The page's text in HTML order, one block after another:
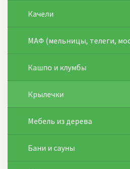
Качели
МАФ (мельницы, телеги,
Кашпо и клумбы
Крылечки
Мебель из дерева
Бани и сауны